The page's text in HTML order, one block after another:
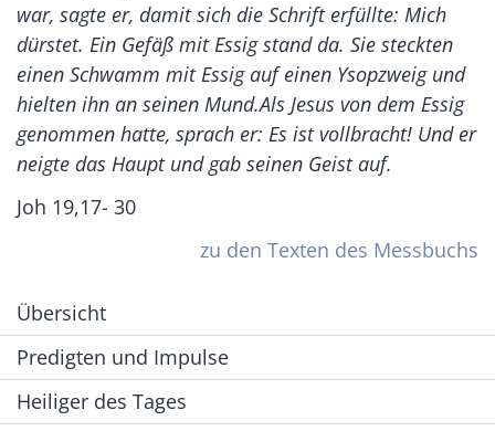
war, sagte er, damit sich die Schrift erfüllte: Mich
dürstet. Ein Gefäß mit Essig stand da. Sie steckten
einen Schwamm mit Essig auf einen Ysopzweig und
hielten ihn an seinen Mund.Als Jesus von dem Essig
genommen hatte, sprach er: Es ist vollbracht! Und er
neigte das Haupt und gab seinen Geist auf.
Joh 19,17- 30
zu den Texten des Messbuchs
Übersicht
Predigten und Impulse
Heiliger des Tages